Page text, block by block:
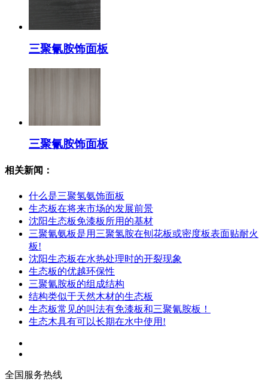
三聚氰胺饰面板
三聚氰胺饰面板
相关新闻：
什么是三聚氢氨饰面板
生态板在将来市场的发展前景
沈阳生态板免漆板所用的基材
三聚氰氨板是用三聚氢胺在刨花板或密度板表面贴耐火
板!
沈阳生态板在水热处理时的开裂现象
生态板的优越环保性
三聚氰胺板的组成结构
结构类似于天然木材的生态板
生态板常见的叫法有免漆板和三聚氰胺板！
生态木具有可以长期在水中使用!
全国服务热线